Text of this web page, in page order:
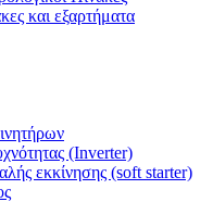
και εξαρτήματα
(Inverter)
εκκίνησης (soft starter)